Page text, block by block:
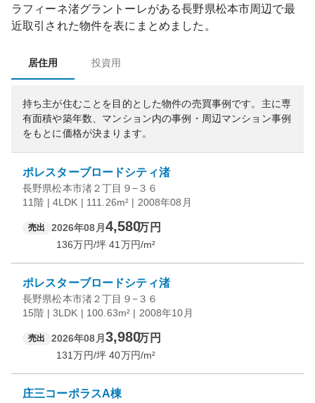
ラフィーネ渚グラントーレがある長野県松本市周辺で最
近取引された物件を表にまとめました。
居住用 投資用
持ち主が住むことを目的とした物件の売買事例です。 主に専
有面積や築年数、マンション内の事例・周辺マンション事例
をもとに価格が決まります。
ポレスターブロードシティ渚
長野県松本市渚２丁目９−３６
11階 | 4LDK | 111.26m² | 2008年08月
売出 2026年08月 4,580万円
136万円/坪 41 万円/m²
ポレスターブロードシティ渚
長野県松本市渚２丁目９−３６
15階 | 3LDK | 100.63m² | 2008年10月
売出 2026年08月 3,980万円
131万円/坪 40万円/m²
庄三コーポラスA棟